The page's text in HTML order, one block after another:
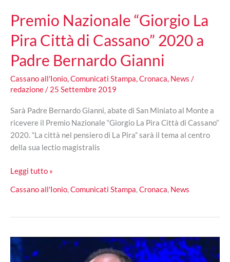
tutti
calabresi
Premio Nazionale “Giorgio La
Pira Città di Cassano” 2020 a
Padre Bernardo Gianni
Cassano all'Ionio,Comunicati Stampa,Cronaca, News /
redazione/ 25 Settembre 2019
Sarà Padre Bernardo Gianni, abate di San Miniato al Monte a
ricevere il Premio Nazionale “Giorgio La Pira Città di Cassano”
2020. “La città nel pensiero di La Pira” sarà il tema al centro
della sua lectio magistralis
Premio
“Giorgio
Pira
di
Cassano”
Leggi tutto »
Cassano all'Ionio,Comunicati Stampa,Cronaca, News